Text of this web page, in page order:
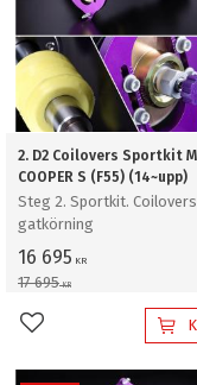
2. D2 Coilovers Sportkit
COOPER S (F55) (14~upp)
Steg 2. Sportkit.
gatkörning
16 695 KR
17 695KR
Lägg till i favoriter